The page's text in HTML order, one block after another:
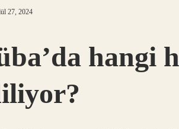
27, 2024
hangi